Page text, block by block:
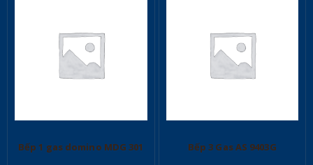
Bếp 1 gas domino MDG 301 Bếp 3 Gas AS 9403G